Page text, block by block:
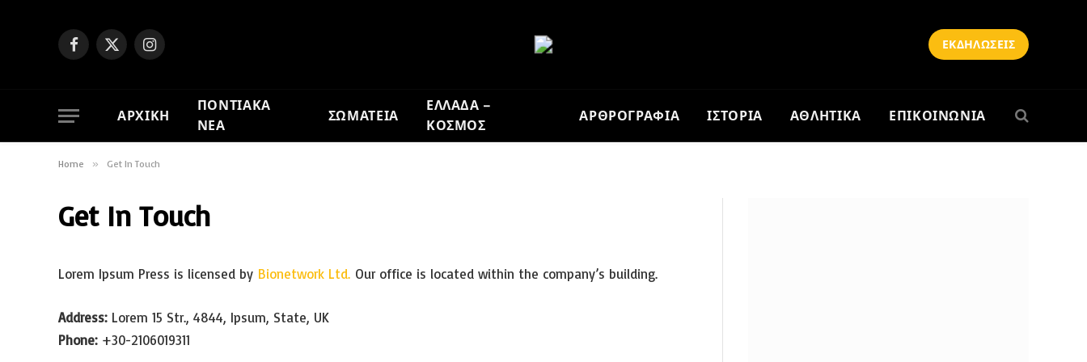
Facebook
X
Instagram
ΕΚΔΗΛΩΣΕΙΣ
ΑΡΧΙΚΗ
ΠΟΝΤΙΑΚΑ
ΝΕΑ
ΣΩΜΑΤΕΙΑ
ΕΛΛΑΔΑ –
ΚΟΣΜΟΣ
ΑΡΘΡΟΓΡΑΦΙΑ ΙΣΤΟΡΙΑ ΑΘΛΗΤΙΚΑ ΕΠΙΚΟΙΝΩΝΙΑ
Home » Get In Touch
Get In Touch
Lorem Ipsum Press is licensed by Bionetwork Ltd. Our office is located within the company’s building.
Address: Lorem 15 Str., 4844, Ipsum, State, UK
Phone: +30-2106019311